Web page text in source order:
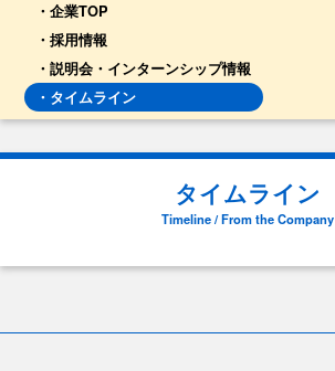
企業TOP
採用情報
説明会・インターンシップ情報
タイムライン
タイムライン
Timeline / From the Company